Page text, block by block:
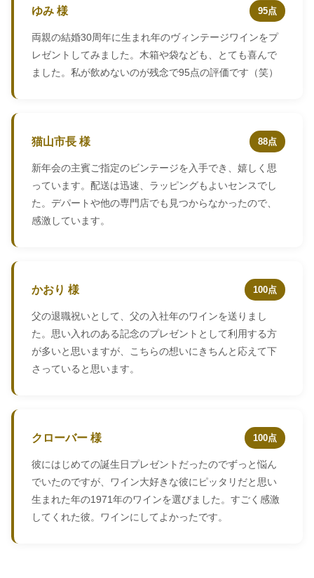
ゆみ 様 95点
両親の結婚30周年に生まれ年のヴィンテージワインをプ
レゼントしてみました。木箱や袋なども、とても喜んで
ました。私が飲めないのが残念で95点の評価です（笑）
猫山市長 様 88点
新年会の主賓ご指定のビンテージを入手でき、嬉しく思
っています。配送は迅速、ラッピングもよいセンスでし
た。デパートや他の専門店でも見つからなかったので、
感激しています。
かおり 様 100点
父の退職祝いとして、父の入社年のワインを送りまし
た。思い入れのある記念のプレゼントとして利用する方
が多いと思いますが、こちらの想いにきちんと応えて下
さっていると思います。
クローバー 様 100点
彼にはじめての誕生日プレゼントだったのでずっと悩ん
でいたのですが、ワイン大好きな彼にピッタリだと思い
生まれた年の1971年のワインを選びました。すごく感激
してくれた彼。ワインにしてよかったです。